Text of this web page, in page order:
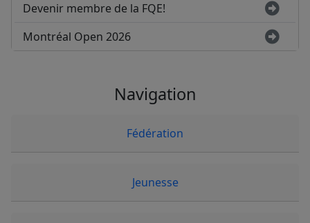
Devenir membre de la FQE!
Montréal Open 2026
Navigation
Fédération
Jeunesse